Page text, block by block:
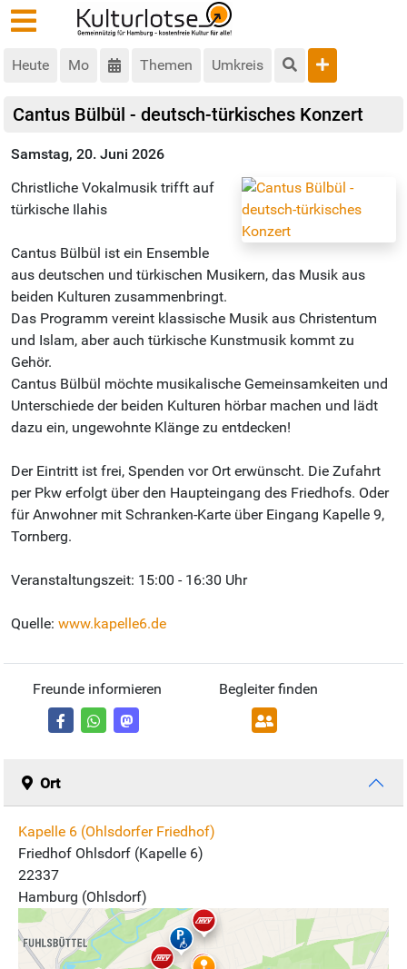
Heute Mo Themen Umkreis
Cantus Bülbül - deutsch-türkisches Konzert
Samstag, 20. Juni 2026
Christliche Vokalmusik trifft auf
türkische Ilahis
Cantus Bülbül ist ein Ensemble
aus deutschen und türkischen Musikern, das Musik aus
beiden Kulturen zusammenbringt.
Das Programm vereint klassische Musik aus Christentum
und Islam, aber auch türkische Kunstmusik kommt zu
Gehör.
Cantus Bülbül möchte musikalische Gemeinsamkeiten und
Unterschiede der beiden Kulturen hörbar machen und lädt
dazu ein, ungewohnte Klänge zu entdecken!
Der Eintritt ist frei, Spenden vor Ort erwünscht. Die Zufahrt
per Pkw erfolgt über den Haupteingang des Friedhofs. Oder
für Anwohner mit Schranken-Karte über Eingang Kapelle 9,
Tornberg.
Veranstaltungszeit: 15:00 - 16:30 Uhr
Quelle: www.kapelle6.de
Freunde informieren Begleiter finden
Ort
Kapelle 6 (Ohlsdorfer Friedhof)
Friedhof Ohlsdorf (Kapelle 6)
22337
Hamburg (Ohlsdorf)